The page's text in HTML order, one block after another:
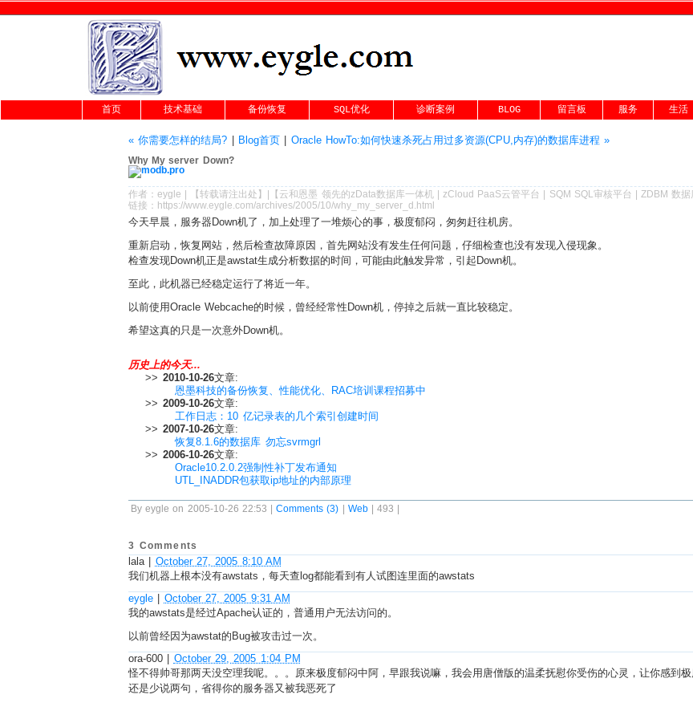
首页 技术基础 备份恢复 SQL优化 诊断案例 BLOG 留言板 服务 生活
« 你需要怎样的结局? Blog首页| Oracle HowTo:如何快速杀死占用过多资源(CPU,内存)的数据库进程 »
Why My server Down?
作者： eygle 【转载请注出处 】|【 云和恩墨 领先的zData数据库一体机|zCloud PaaS云管平台 SQM SQL审核平台 |ZDBM 数
链接： https://www.eygle.com/archives/2005/10/why_my_server_d.html
今天早晨，服务器Down机了，加上处理了一堆烦心的事，极度郁闷，匆匆赶往机房。
重新启动，恢复网站，然后检查故障原因，首先网站没有发生任何问题，仔细检查也没有发现入侵现象。
检查发现Down机正是awstat生成分析数据的时间，可能由此触发异常，引起Down机。
至此，此机器已经稳定运行了将近一年。
以前使用Oracle Webcache的时候，曾经经常性Down机，停掉之后就一直比较稳定。
希望这真的只是一次意外Down机。
历史上的今天...
>> 2010-10-26文章:
恩墨科技的备份恢复、性能优化、RAC培训课程招募中
>> 2009-10-26文章:
工作日志：10 亿记录表的几个索引创建时间
>> 2007-10-26文章:
恢复8.1.6的数据库 勿忘svrmgrl
>> 2006-10-26文章:
Oracle10.2.0.2强制性补丁发布通知
UTL_INADDR包获取ip地址的内部原理
By eygle on 2005-10-26 22:53 |Comments (3) | Web| 493 |
3 Comments
lala | October 27, 2005 8:10 AM
我们机器上根本没有awstats，每天查log都能看到有人试图连里面的awstats
eygle | October 27, 2005 9:31 AM
我的awstats是经过Apache认证的，普通用户无法访问的。
以前曾经因为awstat的Bug被攻击过一次。
ora-600 | October 29, 2005 1:04 PM
怪不得帅哥那两天没空理我呢。。。原来极度郁闷中阿，早跟我说嘛，我会用唐僧版的温柔抚慰你受伤的心灵，让你感到
还是少说两句，省得你的服务器又被我恶死了